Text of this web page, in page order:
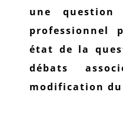
une question
professionnel
état de la
débats
modification du